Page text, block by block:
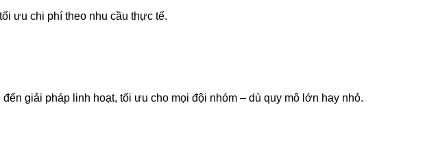
ưu chi phí theo nhu cầu thực tế.
đến giải pháp linh hoạt, tối ưu cho mọi đội nhóm – dù quy mô lớn hay nhỏ.